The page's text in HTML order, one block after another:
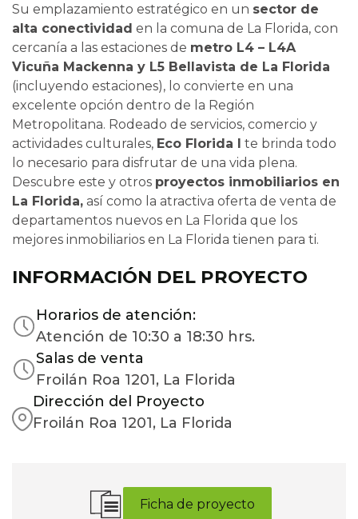
Su emplazamiento estratégico en un sector de
alta conectividad en la comuna de La Florida, con
cercanía a las estaciones de metro L4 – L4A
Vicuña Mackenna y L5 Bellavista de La Florida
(incluyendo estaciones), lo convierte en una
excelente opción dentro de la Región
Metropolitana. Rodeado de servicios, comercio y
actividades culturales, Eco Florida I te brinda todo
lo necesario para disfrutar de una vida plena.
Descubre este y otros proyectos inmobiliarios en
La Florida, así como la atractiva oferta de venta de
departamentos nuevos en La Florida que los
mejores inmobiliarios en La Florida tienen para ti.
INFORMACIÓN DEL PROYECTO
Horarios de atención:
Atención de 10:30 a 18:30 hrs.
Salas de venta
Froilán Roa 1201, La Florida
Dirección del Proyecto
Froilán Roa 1201, La Florida
Ficha de proyecto